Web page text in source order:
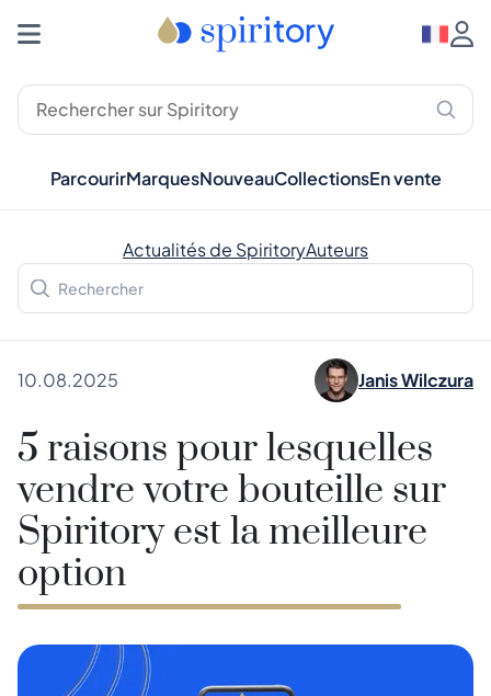
ParcourirMarquesNouveauCollectionsEn vente
Actualités de SpiritoryAuteurs
10.08.2025 Janis Wilczura
5 raisons pour lesquelles
vendre votre bouteille sur
Spiritory est la meilleure
option